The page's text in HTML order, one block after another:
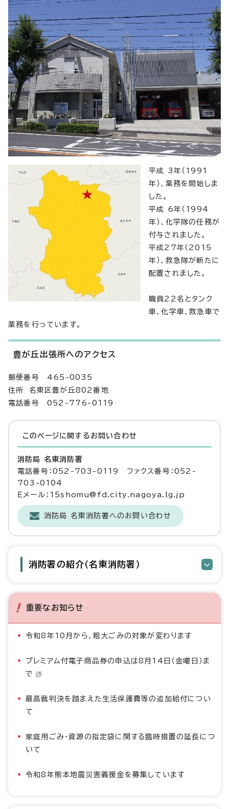
平成 3年（1991
年）、業務を開始しま
した。
平成 6年（1994
年）、化学隊の任務が
付与されました。
平成27年（2015
年）、救急隊が新たに
配置されました。
職員22名とタンク
車、化学車、救急車で
業務を行っています。
豊が丘出張所へのアクセス
郵便番号 465-0035
住所 名東区豊が丘802番地
電話番号 052-776-0119
このページに関する お問い合わせ
消防局 名東消防署
電話番号：052-703-0119 ファクス番号：052-
703-0104
Eメール：15shomu@fd.city.nagoya.lg.jp
消防局 名東消防署へのお問い合わせ
消防署の紹介（名東消防署）
重要なお知らせ
令和8年10月から、粗大ごみの対象が変わります
プレミアム付電子商品券の申込は8月14日（金曜日）ま
で
最高裁判決を踏まえた生活保護費等の追加給付につい
て
家庭用ごみ・資源の指定袋に関する臨時措置の延長につ
いて
令和8年熊本地震災害義援金を募集しています